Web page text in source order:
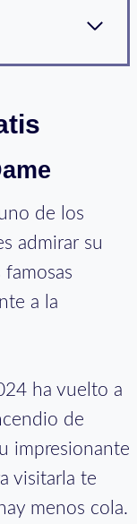
de los
admirar su
a la
ha vuelto a
de
impresionante
visitarla te
menos cola.